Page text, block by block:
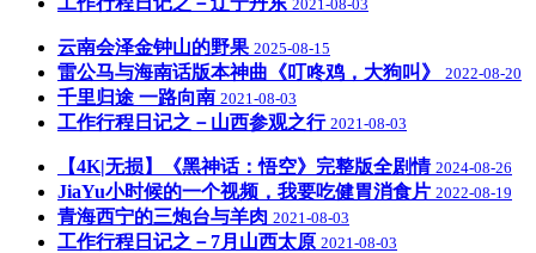
2021-08-03
云南会泽金钟山的野果 2025-08-15
雷公马与海南话版本神曲《叮咚鸡，大狗叫》 2022-08-20
千里归途 一路向南 2021-08-03
工作行程日记之－山西参观之行 2021-08-03
【4K|无损】《黑神话：悟空》完整版全剧情 2024-08-26
JiaYu小时候的一个视频，我要吃健胃消食片 2022-08-19
青海西宁的三炮台与羊肉 2021-08-03
工作行程日记之－7月山西太原 2021-08-03